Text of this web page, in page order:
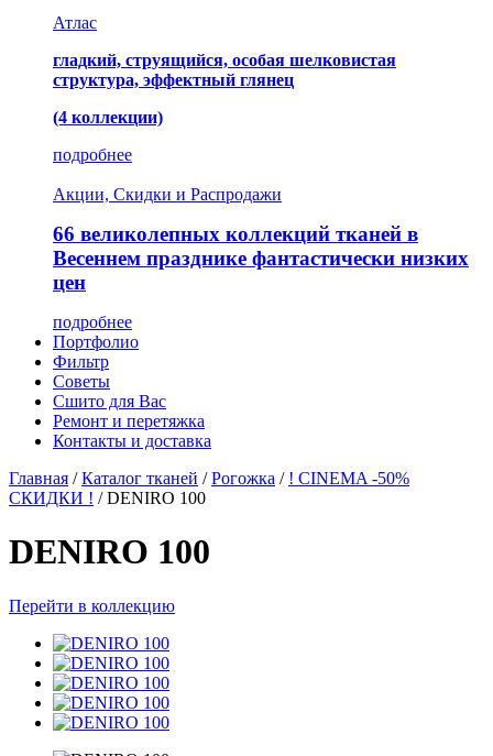
Атлас
гладкий, струящийся, особая шелковистая
структура, эффектный глянец
(4 коллекции)
подробнее
Акции, Скидки и Распродажи
66 великолепных коллекций тканей в
Весеннем празднике фантастически низких
цен
подробнее
Портфолио
Фильтр
Советы
Сшито для Вас
Ремонт и перетяжка
Контакты и доставка
Главная / Каталог тканей / Рогожка / ! CINEMA -50%
СКИДКИ ! / DENIRO 100
DENIRO 100
Перейти в коллекцию